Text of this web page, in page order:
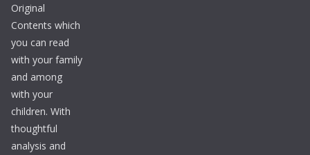
Original
Contents which
you can read
with your family
and among
with your
children. With
thoughtful
analysis and